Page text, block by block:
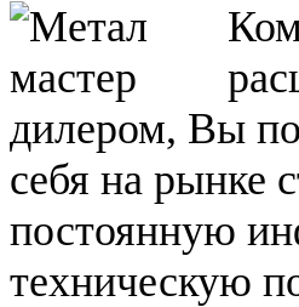
дилером, Вы
себя на рынке
постоянную
техническую